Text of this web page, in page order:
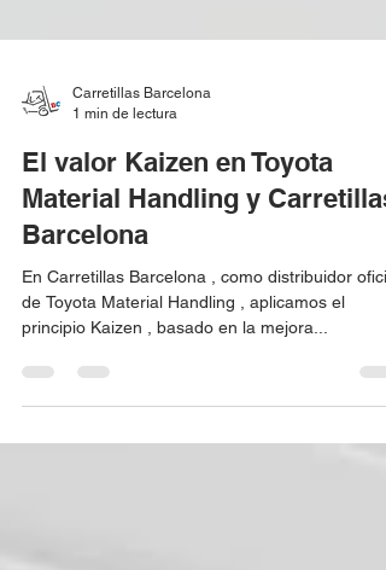
1 min de lectura
El valor Kaizen en Toyota
Material Handling y Carretillas
Barcelona
En Carretillas Barcelona , como distribuidor
principio Kaizen , basado en la mejora...